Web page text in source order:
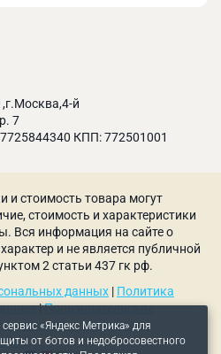
стабильное давление при
сжатого воздуха.
Это сокращает время на
риск
й
7
КПП: 772501001
«Яндекс Метрика» для
от ботов и недобросовестного
и стоимость товара могут
стоимость и характеристики
Вся информация на сайте о
и не является публичной
2 статьи 437 гк рф.
данных | Политика
|Пользовательское
куки-файлов|